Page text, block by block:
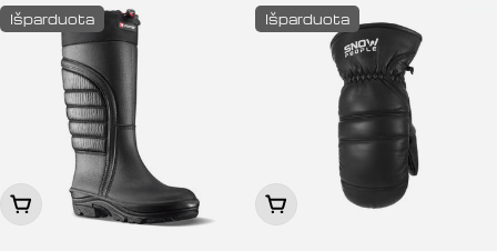
Išparduota
Peržiūrėti
Išparduota
Peržiūrėti
TRYS
NEMOKAMI
KETURRAČIŲ
TURAI